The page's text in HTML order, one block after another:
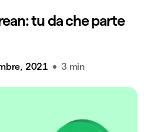
tu da che parte
2021 3 min